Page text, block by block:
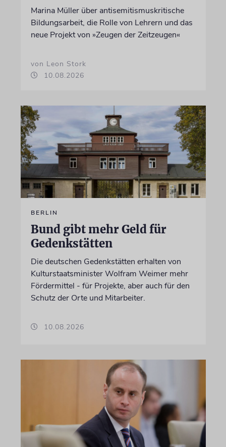
Marina Müller über antisemitismuskritische
Bildungsarbeit, die Rolle von Lehrern und das
neue Projekt von »Zeugen der Zeitzeugen«
von Leon Stork
10.08.2026
BERLIN
Bund gibt mehr Geld für
Gedenkstätten
Die deutschen Gedenkstätten erhalten von
Kulturstaatsminister Wolfram Weimer mehr
Fördermittel - für Projekte, aber auch für den
Schutz der Orte und Mitarbeiter.
10.08.2026